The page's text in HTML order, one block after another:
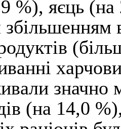
%), яєць
значно
(на 14,0